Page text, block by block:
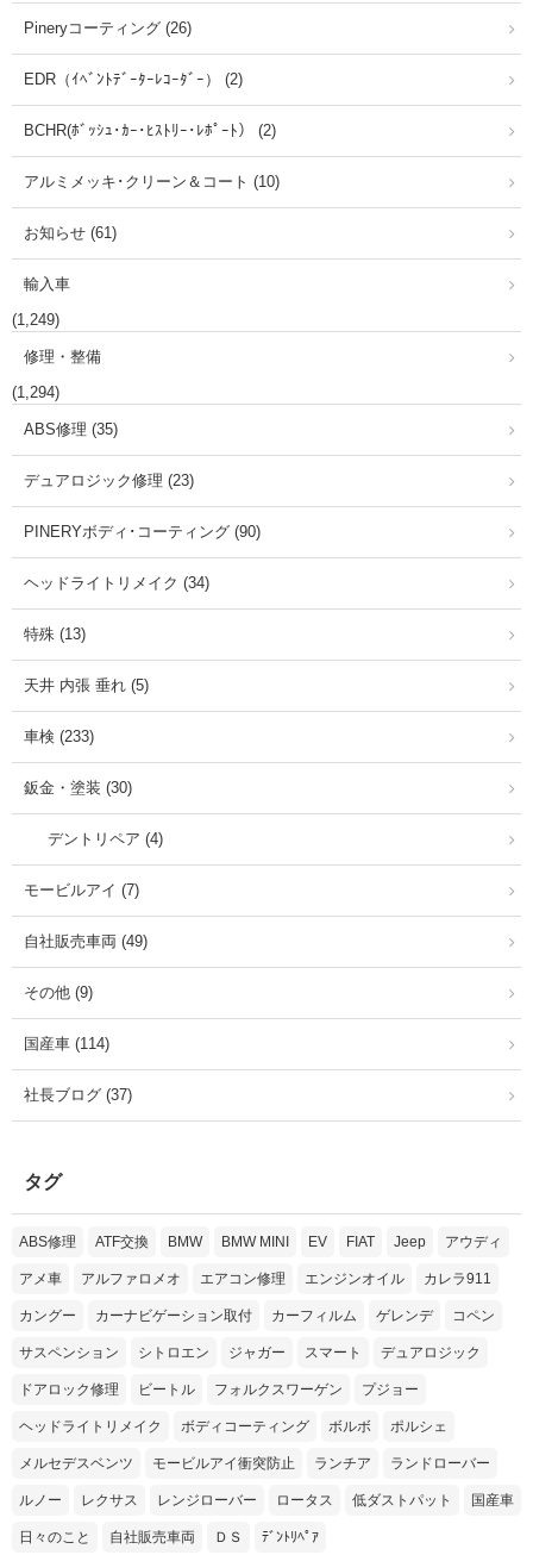
Pineryコーティング (26)
EDR（ｲﾍﾞﾝﾄﾃﾞｰﾀｰﾚｺｰﾀﾞｰ） (2)
BCHR(ﾎﾞｯｼｭ･ｶｰ･ﾋｽﾄﾘｰ･ﾚﾎﾟｰﾄ） (2)
アルミメッキ･クリーン＆コート (10)
お知らせ (61)
輸入車
(1,249)
修理・整備
(1,294)
ABS修理 (35)
デュアロジック修理 (23)
PINERYボディ･コーティング (90)
ヘッドライトリメイク (34)
特殊 (13)
天井 内張 垂れ (5)
車検 (233)
鈑金・塗装 (30)
デントリペア (4)
モービルアイ (7)
自社販売車両 (49)
その他 (9)
国産車 (114)
社長ブログ (37)
タグ
ABS修理 ATF交換 BMW BMW MINI EV FIAT Jeep アウディ
アメ車 アルファロメオ エアコン修理 エンジンオイル カレラ911
カングー カーナビゲーション取付 カーフィルム ゲレンデ コペン
サスペンション シトロエン ジャガー スマート デュアロジック
ドアロック修理 ビートル フォルクスワーゲン プジョー
ヘッドライトリメイク ボディコーティング ボルボ ポルシェ
メルセデスベンツ モービルアイ衝突防止 ランチア ランドローバー
ルノー レクサス レンジローバー ロータス 低ダストパット 国産車
日々のこと 自社販売車両 ＤＳ ﾃﾞﾝﾄﾘﾍﾟｱ